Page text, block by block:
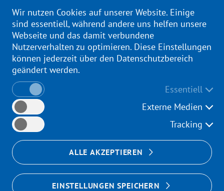
Unser Therapiebecken bietet eine
eine angenehme Wasser- und
Ein Kurs besteht aus 6 Terminen
von je 30 Minuten.
Anmeldung unter Telefon:
Wir nutzen Cookies auf unserer Website. Einige
sind essentiell, während andere uns helfen unsere
Webseite und das damit verbundene
Nutzerverhalten zu optimieren. Diese Einstellungen
können jederzeit über den Datenschutzbereich
geändert werden.
Essentiell
Externe Medien
Tracking
ALLE AKZEPTIEREN
EINSTELLUNGEN SPEICHERN